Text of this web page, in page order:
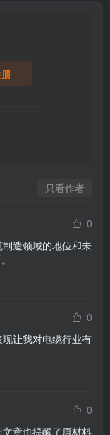
只看作者
0
造领域的地位和未
0
让我对电缆行业有
0
章也提醒了原材料